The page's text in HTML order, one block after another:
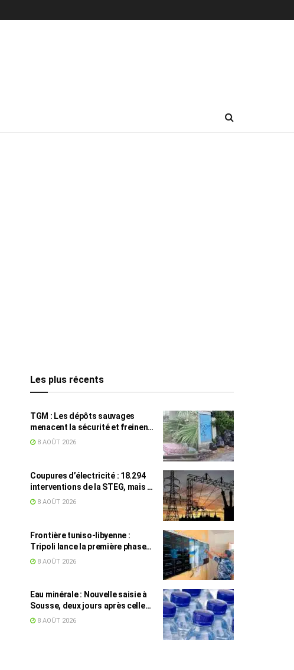
Les plus récents
TGM : Les dépôts sauvages
menacent la sécurité et freinent
les travaux
8 AOÛT 2026
Coupures d’électricité : 18.294
interventions de la STEG, mais la
colère ne retombe pas
8 AOÛT 2026
Frontière tuniso-libyenne :
Tripoli lance la première phase
d’un système de surveillance sur
8 AOÛT 2026
Eau minérale : Nouvelle saisie à
Sousse, deux jours après celle
des grossistes
8 AOÛT 2026